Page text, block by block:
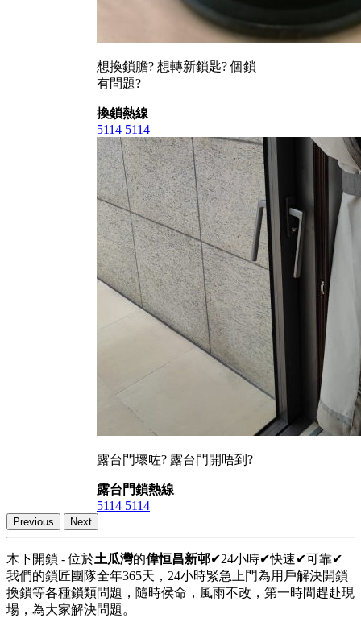
想換鎖膽? 想轉新鎖匙? 個鎖
有問題?
換鎖熱線
5114 5114
露台門壞咗? 露台門開唔到?
露台門鎖熱線
5114 5114
Previous Next
木下開鎖 - 位於土瓜灣的偉恒昌新邨✔24小時✔快速✔可靠✔
我們的鎖匠團隊全年365天，24小時緊急上門為用戶解決開鎖
換鎖等各種鎖類問題，隨時侯命，風雨不改，第一時間趕赴現
場，為大家解決問題。